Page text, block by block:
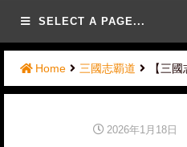
【三國…
【三國… かなり
SELECT A PAGE...
Home 三國志覇道 【三
2026年1月18日